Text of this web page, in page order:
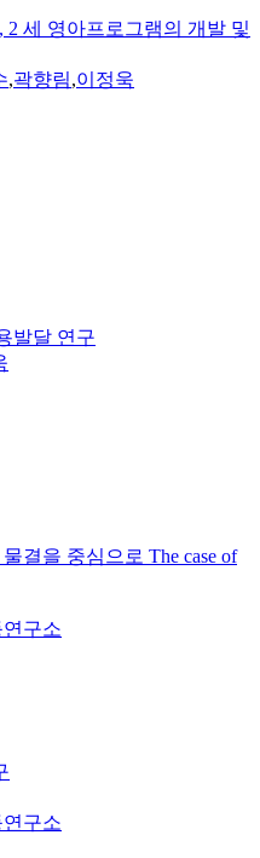
세 영아프로그램의 개발 및
,곽향림,이정욱
발달 연구
결을 중심으로 The case of
구소
구소